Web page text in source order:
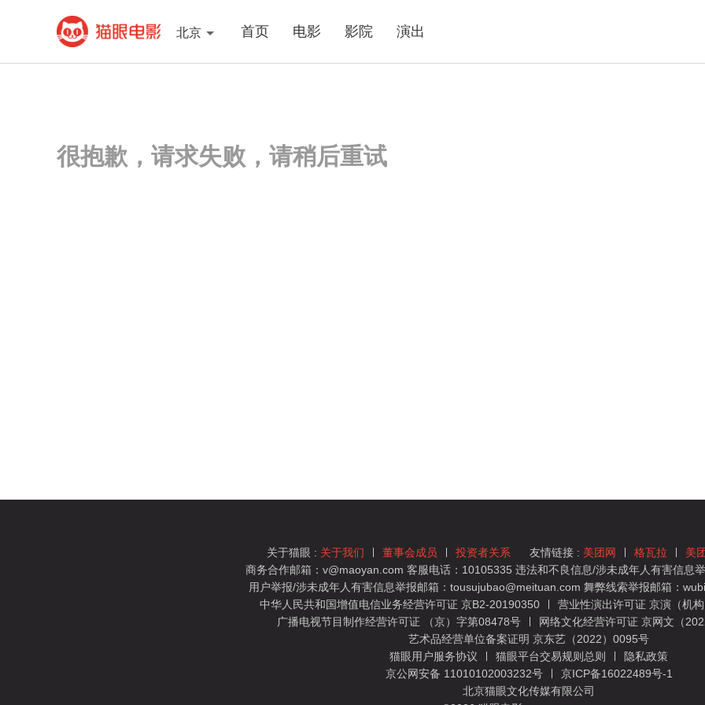
北京 首页 电影 影院 演出
很抱歉，请求失败，请稍后重试
关于猫眼 : 关于我们 董事会成员 投资者关系 友情链接 : 美团网 格瓦拉 美
商务合作邮箱：v@maoyan.com 客服电话：10105335 违法和不良信息/涉未成年人有害信息
用户举报/涉未成年人有害信息举报邮箱：tousujubao@meituan.com 舞弊线索举报邮箱：
中华人民共和国增值电信业务经营许可证 京B2-20190350
营业性演出许可证 京演（机
广播电视节目制作经营许可证 （京）字第08478号
网络文化经营许可证 京网文（
艺术品经营单位备案证明 京东艺（2022）0095号
猫眼用户服务协议
猫眼平台交易规则总则
隐私政策
京公网安备 11010102003232号
京ICP备16022489号-1
北京猫眼文化传媒有限公司